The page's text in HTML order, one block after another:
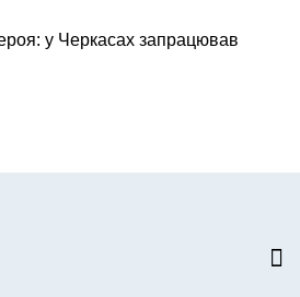
у Черкасах запрацював